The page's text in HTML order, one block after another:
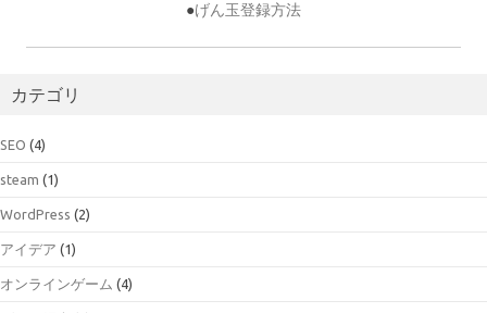
●げん玉登録方法
カテゴリ
SEO (4)
steam (1)
WordPress (2)
アイデア (1)
オンラインゲーム (4)